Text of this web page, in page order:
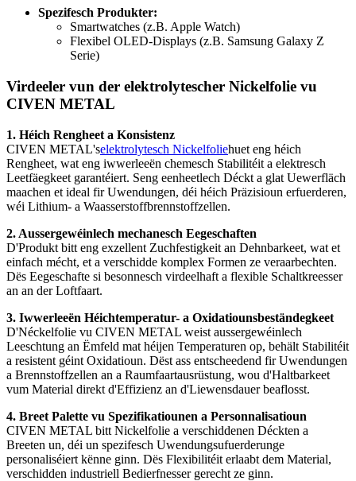
Spezifesch Produkter:
Smartwatches (z.B. Apple Watch)
Flexibel OLED-Displays (z.B. Samsung Galaxy Z
Serie)
Virdeeler vun der elektrolytescher Nickelfolie vu
CIVEN METAL
1. Héich Rengheet a Konsistenz
CIVEN METAL'selektrolytesch Nickelfoliehuet eng héich
Rengheet, wat eng iwwerleeën chemesch Stabilitéit a elektresch
Leetfäegkeet garantéiert. Seng eenheetlech Déckt a glat Uewerfläch
maachen et ideal fir Uwendungen, déi héich Präzisioun erfuerderen,
wéi Lithium- a Waasserstoffbrennstoffzellen.
2. Aussergewéinlech mechanesch Eegeschaften
D'Produkt bitt eng exzellent Zuchfestigkeit an Dehnbarkeet, wat et
einfach mécht, et a verschidde komplex Formen ze veraarbechten.
Dës Eegeschafte si besonnesch virdeelhaft a flexible Schaltkreesser
an an der Loftfaart.
3. Iwwerleeën Héichtemperatur- a Oxidatiounsbeständegkeet
D'Néckelfolie vu CIVEN METAL weist aussergewéinlech
Leeschtung an Ëmfeld mat héijen Temperaturen op, behält Stabilitéit
a resistent géint Oxidatioun. Dëst ass entscheedend fir Uwendungen
a Brennstoffzellen an a Raumfaartausrüstung, wou d'Haltbarkeet
vum Material direkt d'Effizienz an d'Liewensdauer beaflosst.
4. Breet Palette vu Spezifikatiounen a Personnalisatioun
CIVEN METAL bitt Nickelfolie a verschiddenen Déckten a
Breeten un, déi un spezifesch Uwendungsufuerderunge
personaliséiert kënne ginn. Dës Flexibilitéit erlaabt dem Material,
verschidden industriell Bedierfnesser gerecht ze ginn.